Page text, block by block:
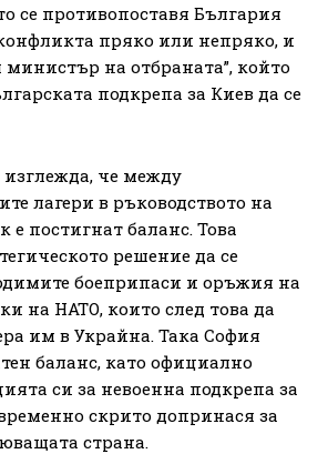
се противопоставя България
пряко или непряко, и
на отбраната”, който
подкрепа за Киев да се
че между
лагери в ръководството на
е постигнат баланс. Това
решение да се
боеприпаси и оръжия на
на НАТО, които след това да
им в Украйна. Така София
баланс, като официално
си за невоенна подкрепа за
скрито допринася за
страна.